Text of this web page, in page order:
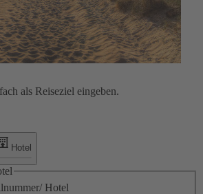
als Reiseziel eingeben.
Hotel
Hotel